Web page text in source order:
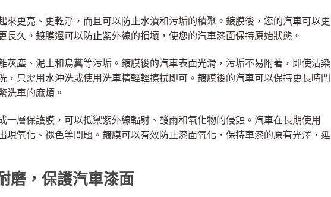
來更亮、更乾淨，而且可以防止水漬和污垢的積聚。鍍膜後，您的汽車可以更
長久。鍍膜還可以防止紫外線的損壞，使您的汽車漆面保持原始狀態。
灰塵、泥土和鳥糞等污垢。鍍膜後的汽車表面光滑，污垢不易附著，即使沾染
，只需用水沖洗或使用洗車精輕輕擦拭即可。鍍膜後的汽車可以保持更長時間
洗車的麻煩。
一層保護膜，可以抵禦紫外線輻射、酸雨和氧化物的侵蝕。汽車在長期使用
現氧化、褪色等問題。鍍膜可以有效防止漆面氧化，保持車漆的原有光澤，延
磨，保護汽車漆面